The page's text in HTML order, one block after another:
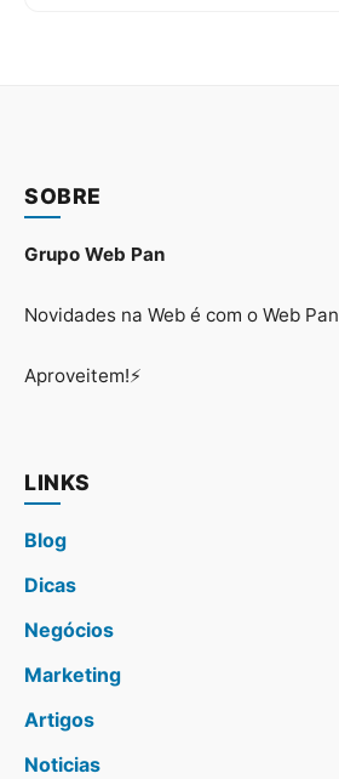
SOBRE
Grupo Web Pan
Novidades na Web é com o Web Pan
Aproveitem!⚡
LINKS
Blog
Dicas
Negócios
Marketing
Artigos
Noticias